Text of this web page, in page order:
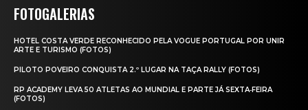
FOTOGALERIAS
HOTEL COSTA VERDE RECONHECIDO PELA VOGUE PORTUGAL POR UNIR
ARTE E TURISMO (FOTOS)
PILOTO POVEIRO CONQUISTA 2.º LUGAR NA TAÇA RALLY (FOTOS)
RP ACADEMY LEVA 50 ATLETAS AO MUNDIAL E PARTE JÁ SEXTA‑FEIRA
(FOTOS)